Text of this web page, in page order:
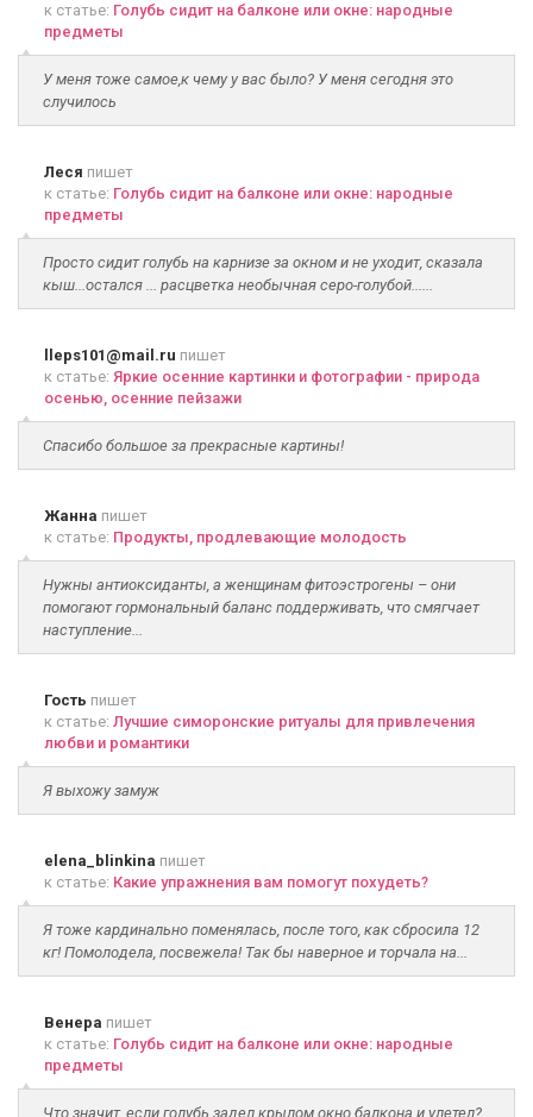
к статье: Голубь сидит на балконе или окне: народные
предметы
У меня тоже самое,к чему у вас было? У меня сегодня это
случилось
Леся пишет
к статье: Голубь сидит на балконе или окне: народные
предметы
Просто сидит голубь на карнизе за окном и не уходит, сказала
кыш...остался ... расцветка необычная серо-голубой......
lleps101@mail.ru пишет
к статье: Яркие осенние картинки и фотографии - природа
осенью, осенние пейзажи
Спасибо большое за прекрасные картины!
Жанна пишет
к статье: Продукты, продлевающие молодость
Нужны антиоксиданты, а женщинам фитоэстрогены – они
помогают гормональный баланс поддерживать, что смягчает
наступление...
Гость пишет
к статье: Лучшие симоронские ритуалы для привлечения
любви и романтики
Я выхожу замуж
elena_blinkina пишет
к статье: Какие упражнения вам помогут похудеть?
Я тоже кардинально поменялась, после того, как сбросила 12
кг! Помолодела, посвежела! Так бы наверное и торчала на...
Венера пишет
к статье: Голубь сидит на балконе или окне: народные
предметы
Что значит, если голубь задел крылом окно балкона и улетел?